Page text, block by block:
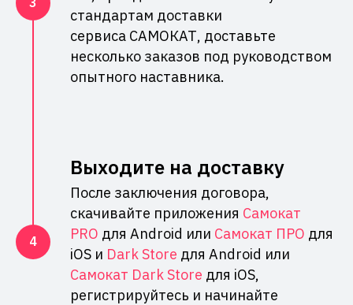
стандартам доставки
сервиса САМОКАТ, доставьте
несколько заказов под руководством
опытного наставника.
Выходите на доставку
После заключения договора,
скачивайте приложения Самокат
PRO для Android или Самокат ПРО для
iOS и Dark Store для Android или
Самокат Dark Store для iOS,
регистрируйтесь и начинайте